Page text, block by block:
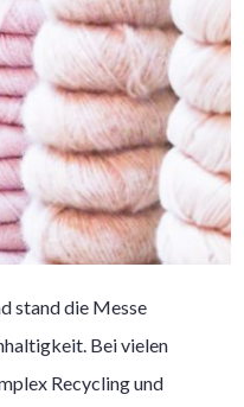
stand die Messe
Bei vielen
Recycling und